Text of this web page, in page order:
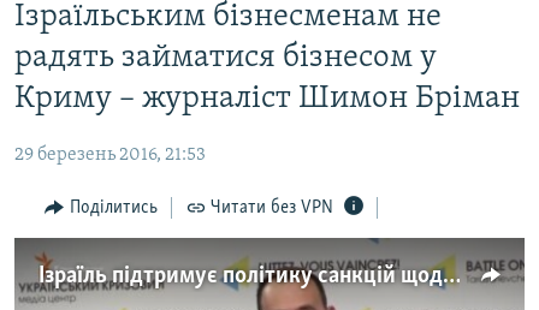
основного
матеріалу
Перейти
до
основної
навігації
Перейти
до
пошуку
ВОДА.КРИМ
ВІДЕО ТА ФОТО
БЛОГИ
ПОГЛЯД
ІНТЕРВ'Ю
ВСЕ ЗА ДЕНЬ
Ізраїльським бізнесменам не
радять займатися бізнесом у
Криму – журналіст Шимон Бріман
29 березень 2016, 21:53
Поділитись Читати без VPN
Ізраїль підтримує політику санкцій щодо Росії (відео)